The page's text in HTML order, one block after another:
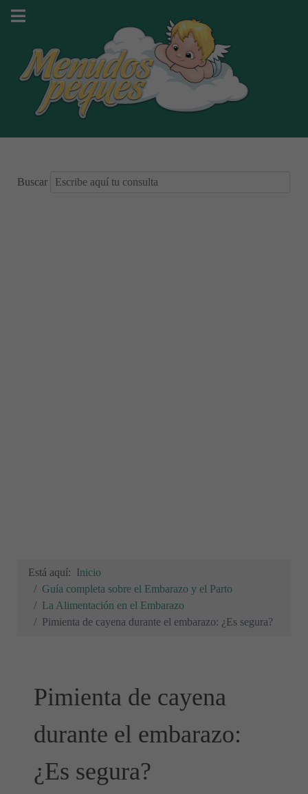
Buscar
Está aquí: Inicio
Guía completa sobre el Embarazo y el Parto
La Alimentación en el Embarazo
Pimienta de cayena durante el embarazo: ¿Es segura?
Pimienta de cayena
durante el embarazo:
¿Es segura?